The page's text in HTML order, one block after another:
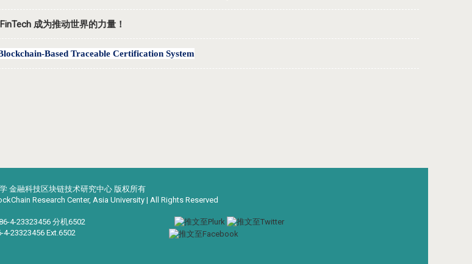
成为推动世界的力量！
Based Traceable Certification System
金融科技区块链技术研究中心 版权所有
Research Center, Asia University | All Rights Reserved
4-23323456 分机6502
4-23323456 Ext.6502